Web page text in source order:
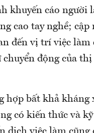
khuyến cáo người
cao tay nghề;
đến vị trí việc làm
chuyển động của
hợp bất khả kháng
có kiến thức và